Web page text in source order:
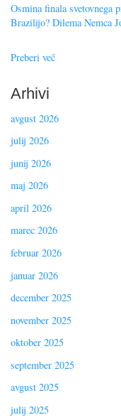
Osmina finala svetovnega
Brazilijo? Dilema Nemca
Preberi več
Arhivi
avgust 2026
julij 2026
junij 2026
maj 2026
april 2026
marec 2026
februar 2026
januar 2026
december 2025
november 2025
oktober 2025
september 2025
avgust 2025
julij 2025